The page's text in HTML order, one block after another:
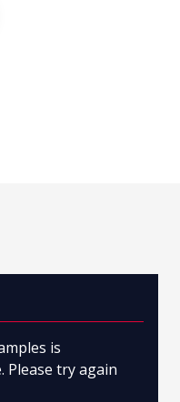
is
Please try again